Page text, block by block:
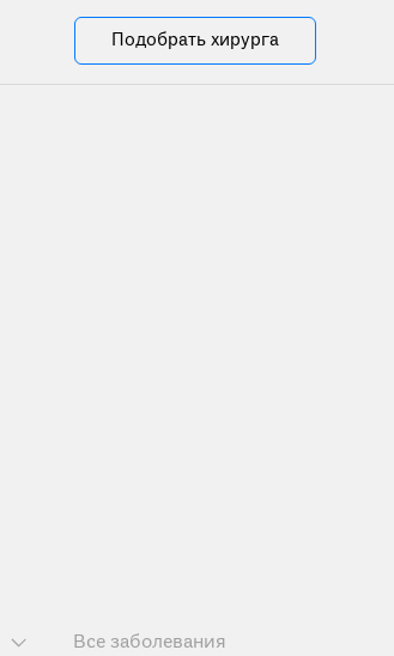
Подобрать хирурга
Все заболевания